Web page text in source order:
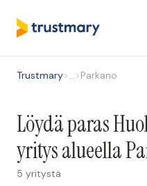
Trustmary>…>Parkano
Löydä paras
yritys alueella
5 yritystä